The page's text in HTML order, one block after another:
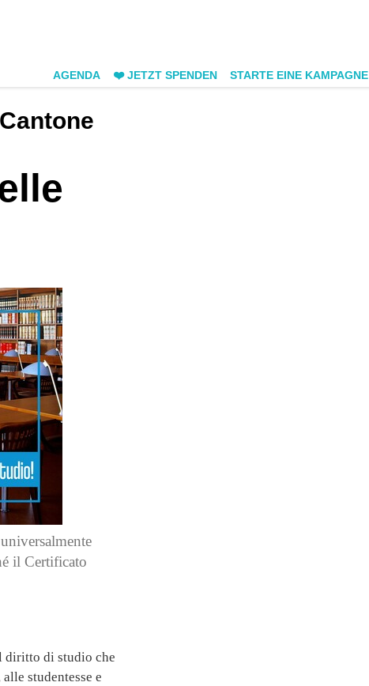
AGENDA ❤️ JETZT SPENDEN STARTE EINE KAMPAGNE
il Certificato
diritto di studio che
studentesse e